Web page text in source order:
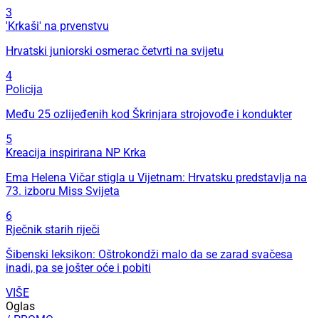
3
'Krkaši' na prvenstvu
Hrvatski juniorski osmerac četvrti na svijetu
4
Policija
Među 25 ozlijeđenih kod Škrinjara strojovođe i kondukter
5
Kreacija inspirirana NP Krka
Ema Helena Vičar stigla u Vijetnam: Hrvatsku predstavlja na
73. izboru Miss Svijeta
6
Rječnik starih riječi
Šibenski leksikon: Oštrokondži malo da se zarad svačesa
inadi, pa se jošter oće i pobiti
VIŠE
Oglas